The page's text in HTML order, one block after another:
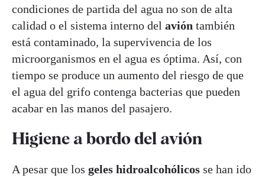
condiciones de partida del agua no son de alta
calidad o el sistema interno del avión también
está contaminado, la supervivencia de los
microorganismos en el agua es óptima. Así, con
tiempo se produce un aumento del riesgo de que
el agua del grifo contenga bacterias que pueden
acabar en las manos del pasajero.
Higiene a bordo del avión
A pesar que los geles hidroalcohólicos se han ido